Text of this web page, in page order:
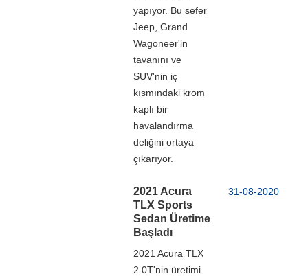
yapıyor. Bu sefer
Jeep, Grand
Wagoneer'in
tavanını ve
SUV'nin iç
kısmındaki krom
kaplı bir
havalandırma
deliğini ortaya
çıkarıyor.
31-08-2020
2021 Acura
TLX Sports
Sedan Üretime
Başladı
2021 Acura TLX
2.0T'nin üretimi